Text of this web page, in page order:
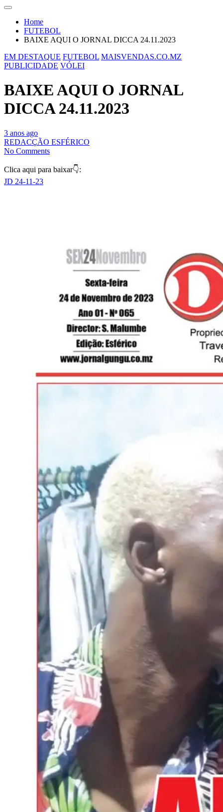
Home
FUTEBOL
BAIXE AQUI O JORNAL DICCA 24.11.2023
EM DESTAQUE FUTEBOL MAISVENDAS.CO.MZ
PUBLICIDADE VÓLEI
BAIXE AQUI O JORNAL
DICCA 24.11.2023
3 anos ago
REDACÇÃO ESFÉRICO
No Comments
Clica aqui para baixar👇:
JD 24-11-23